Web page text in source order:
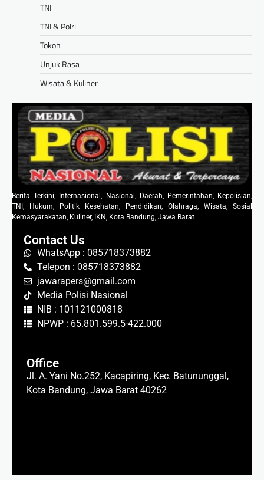
TNI
TNI & Polri
Tokoh
Unjuk Rasa
Wisata & Kuliner
Berita Terkini, Internasional, Nasional, Daerah, Pemerintahan, Kepolisian,
TNI, Hukum, Politik Kesehatan, Pendidikan, Olahraga, Wisata, Sosial
Kemasyarakatan, Kuliner, IKN, Kota Bandung, Jawa Barat
Contact Us
WhatsApp : 085718373882
Telepon : 085718373882
jawarapers@gmail.com
Media Polisi Nasional
NIB : 101121000818
NPWP : 65.801.599.5-422.000
Office
Jl. A. Yani No.252, Kacapiring, Kec. Batununggal,
Kota Bandung, Jawa Barat 40262